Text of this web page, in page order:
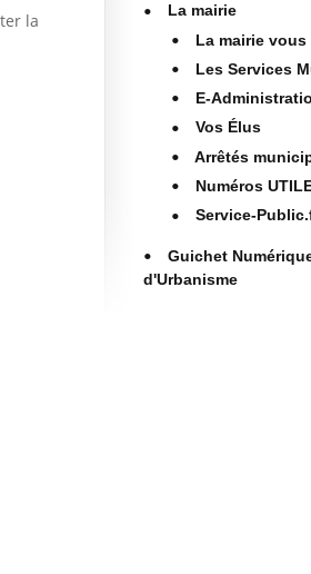
la
La mairie
La mairie
Les Services
E-
Vos Élus
Arrêtés
Numéros
Service-
Guichet
d'Urbanisme